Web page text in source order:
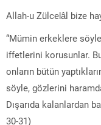
Allah-u Zülcelâl bize
“Mümin erkeklere
iffetlerini korusunlar. Bu
onların bütün
söyle, gözlerini
Dışarıda kalanlardan
30-31)